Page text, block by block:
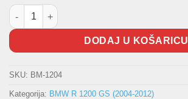
Filter zraka BMW količina
DODAJ U KOŠARICU
SKU: BM-1204
Kategorija: BMW R 1200 GS (2004-2012)